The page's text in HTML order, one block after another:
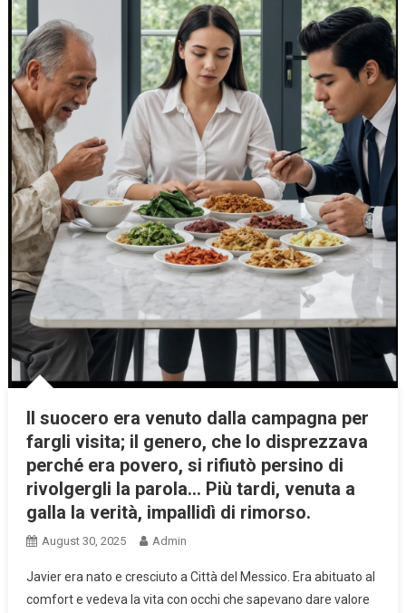
Il suocero era venuto dalla campagna per
fargli visita; il genero, che lo disprezzava
perché era povero, si rifiutò persino di
rivolgergli la parola… Più tardi, venuta a
galla la verità, impallidì di rimorso.
August 30, 2025 Admin
Javier era nato e cresciuto a Città del Messico. Era abituato al
comfort e vedeva la vita con occhi che sapevano dare valore